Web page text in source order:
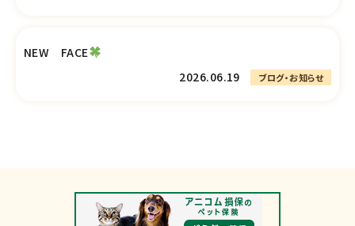
NEW FACE
2026.06.19
ブログ・お知らせ